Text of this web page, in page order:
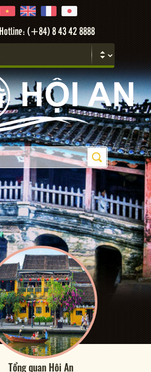
Hotline: (+84) 8 43 42 8888
Tổng quan Hội An